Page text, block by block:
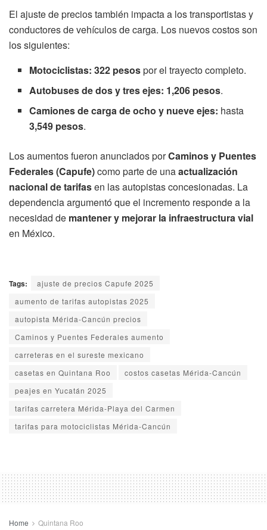
El ajuste de precios también impacta a los transportistas y
conductores de vehículos de carga. Los nuevos costos son
los siguientes:
Motociclistas: 322 pesospor el trayecto completo.
Autobuses de dos y tres ejes: 1,206 pesos.
Camiones de carga de ocho y nueve ejes: hasta
3,549 pesos.
Los aumentos fueron anunciados porCaminos y Puentes
Federales (Capufe)como parte de unaactualización
nacional de tarifasen las autopistas concesionadas. La
dependencia argumentó que el incremento responde a la
necesidad de mantener y mejorar la infraestructura vial
en México.
Tags:
ajuste de precios Capufe 2025
aumento de tarifas autopistas 2025
autopista Mérida-Cancún precios
Caminos y Puentes Federales aumento
carreteras en el sureste mexicano
casetas en Quintana Roo
costos casetas Mérida-Cancún
peajes en Yucatán 2025
tarifas carretera Mérida-Playa del Carmen
tarifas para motociclistas Mérida-Cancún
Home Quintana Roo